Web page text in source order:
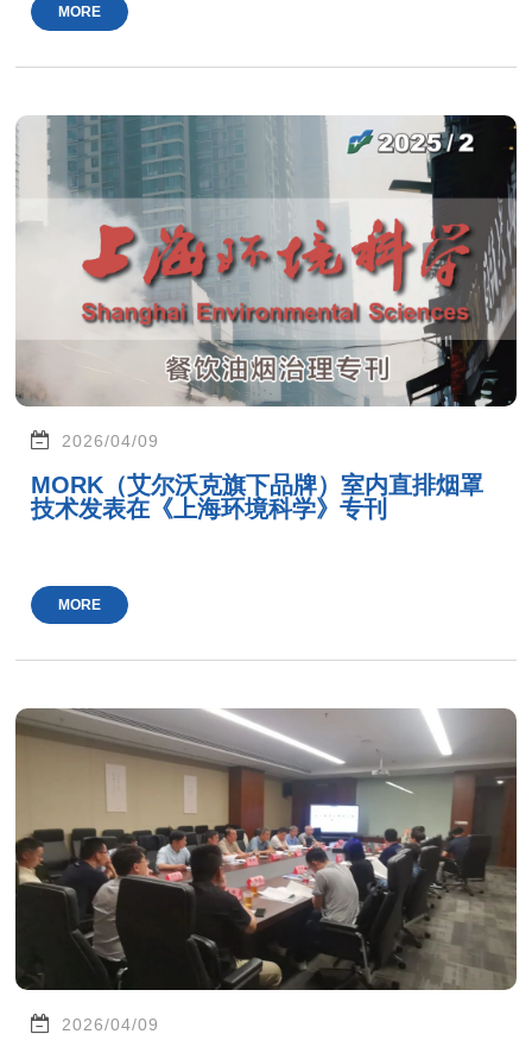
MORE
2026/04/09
MORK（艾尔沃克旗下品牌）室内直排烟罩
技术发表在《上海环境科学》专刊
MORE
2026/04/09